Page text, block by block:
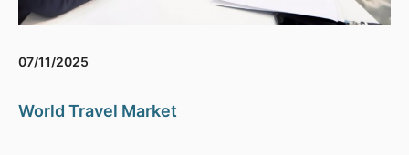
07/11/2025
World Travel Market